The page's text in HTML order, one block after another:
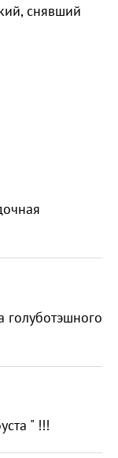
снявший
голуботэшного
" !!!